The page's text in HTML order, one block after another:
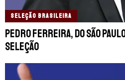
SELEÇÃO BRASILEIRA
Pedro Ferreira, do São
seleção